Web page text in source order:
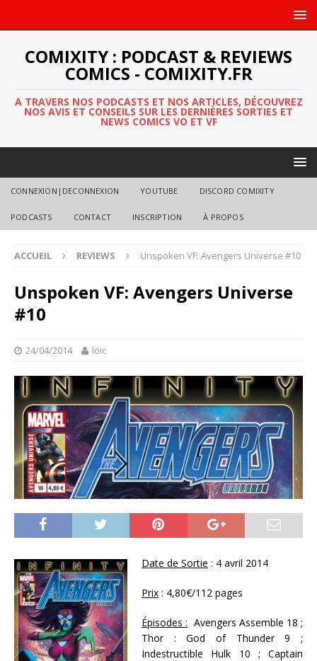
COMIXITY : PODCAST & REVIEWS
COMICS - COMIXITY.FR
A TRAVERS NOS PODCASTS ET NOS ARTICLES, DÉCOUVREZ
NOS AVIS ET CONSEILS SUR LES DERNIÈRES SORTIES ET
NEWS COMICS VO ET VF
CONNEXION|DECONNEXION YOUTUBE DISCORD COMIXITY
PODCASTS CONTACT INSCRIPTION À PROPOS
ACCUEIL REVIEWS Unspoken VF: Avengers Universe #10
Unspoken VF: Avengers Universe
#10
24/04/2014 loic
Date de Sortie : 4 avril 2014
Prix : 4,80€/112 pages
Épisodes : Avengers Assemble 18 ;
Thor : God of Thunder 9 ;
Indestructible Hulk 10 ; Captain